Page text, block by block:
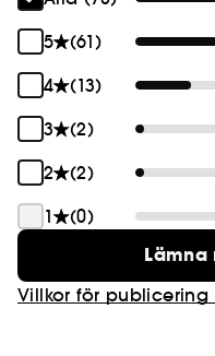
5
(61)
4
(13)
3
(2)
2
(2)
1
(0)
Lämna
Villkor för publicering